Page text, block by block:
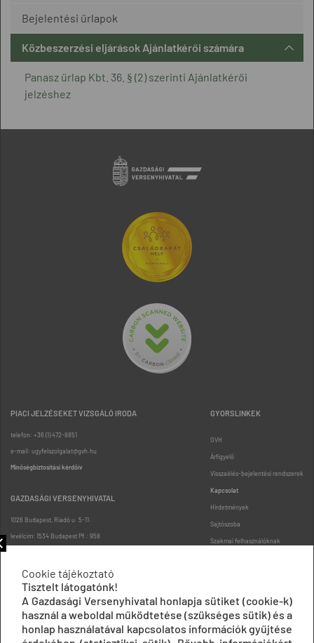
Bejelentési űrlapok
Közbeszerzési eljárások Ajánlatkérői számára
Panasz űrlap Kbt. 36. § (2) szerinti Ajánlatkérői
jelzéshez
PIACI JELZÉSEKET VIZSGÁLÓ IRODA
telefon: +36 (1) 472-8851
e-mail: ugyfelszolgalat@gvh.hu
Minőségbiztosítási kérdőív
GAZDASÁGI VERSENYHIVATAL
1026 Budapest, Riadó u. 5-11.
levélcím: 1534 Budapest Pf.: 958
GYORSLINKEK
GVH
Árfigyelő
Visszaélés-bejelentési rendszerek
Kapcsolat
Hirdetmények
Sajtószoba
Szakmai felhasználóknak
Cookie tájékoztató
Tisztelt látogatónk!
A Gazdasági Versenyhivatal honlapja sütiket (cookie-k)
használ a weboldal működtetése (szükséges sütik) és a
honlap használatával kapcsolatos információk gyűjtése